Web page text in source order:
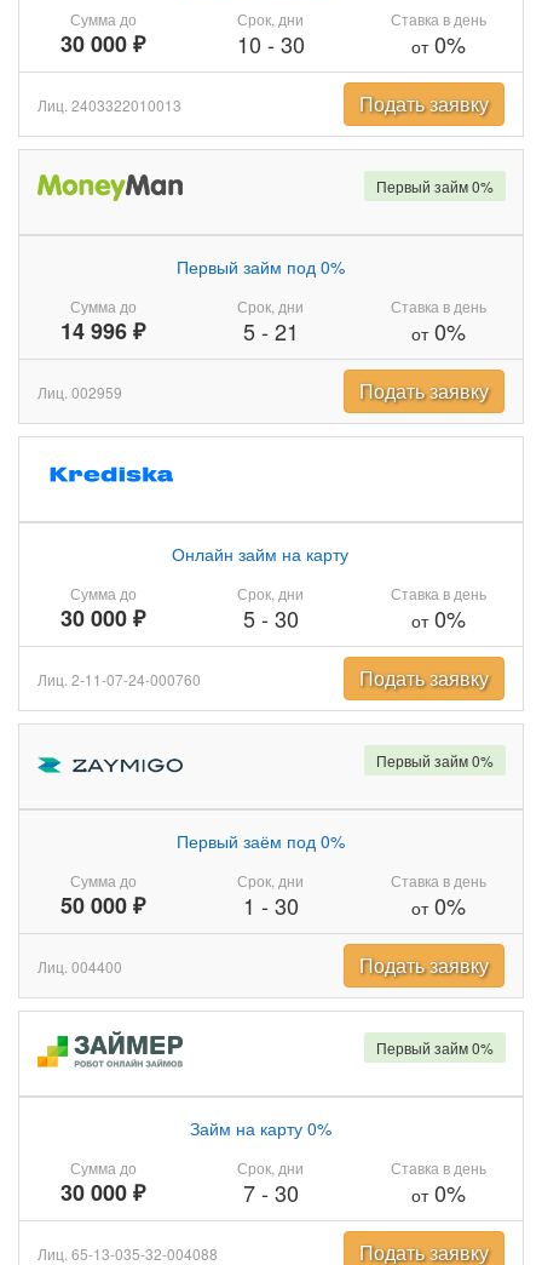
Сумма до
30 000 ₽
Срок, дни
10 - 30
Ставка в день
от0%
Лиц. 2403322010013 Подать заявку
Сумма до
14 996 ₽
Первый займ под 0%
Срок, дни
5- 21
Ставка в день
от0%
Первый займ 0%
Лиц. 002959 Подать заявку
Сумма до
30 000 ₽
Онлайн займ на карту
Срок, дни
5- 30
Ставка в день
от0%
Лиц. 2-11-07-24-000760 Подать заявку
Сумма до
50 000 ₽
Первый заём под 0%
Срок, дни
1 - 30
Ставка в день
от0%
Первый займ 0%
Лиц. 004400 Подать заявку
Сумма до
30 000 ₽
Займ на карту 0%
Срок, дни
7- 30
Ставка в день
от0%
Первый займ 0%
Лиц. 65-13-035-32-004088 Подать заявку